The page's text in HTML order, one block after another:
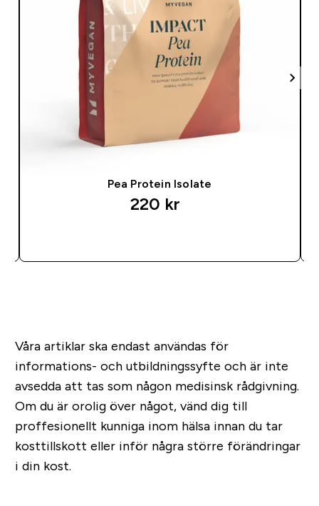
Pea Protein Isolate
220 kr‎
Våra artiklar ska endast användas för
informations- och utbildningssyfte och är inte
avsedda att tas som någon medisinsk rådgivning.
Om du är orolig över något, vänd dig till
proffesionellt kunniga inom hälsa innan du tar
kosttillskott eller inför några större förändringar
i din kost.